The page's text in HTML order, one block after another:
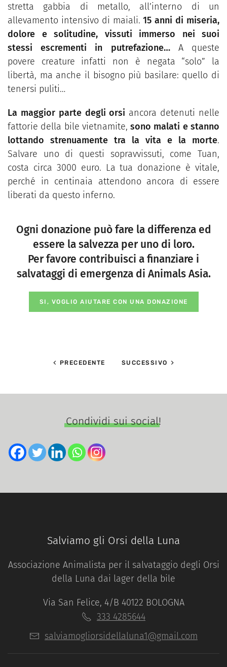
stretta gabbia di metallo, all’interno di un
allevamento intensivo di maiali.15 anni di miseria,
dolore e solitudine, vissuti immerso nei suoi
stessi escrementi in putrefazione…A queste
povere creature infatti non è negata “solo” la
libertà, ma anche il bisogno più basilare: quello di
tenersi puliti…
La maggior parte degli orsi ancora detenuti nelle
fattorie della bile vietnamite,sono malati e stanno
lottando strenuamente tra la vita e la morte.
Salvare uno di questi sopravvissuti, come Tuan,
costa circa 3000 euro. La tua donazione è vitale,
perché in centinaia attendono ancora di essere
liberati da questo inferno.
Ogni donazione può fare la differenza ed
essere la salvezza per uno di loro.
Per favore contribuisci a finanziare i
salvataggi di emergenza di Animals Asia.
SI, VOGLIO AIUTARE CON UNA DONAZIONE
PRECEDENTE SUCCESSIVO
Condividi sui social!
Salviamo gli Orsi della Luna
Associazione Animalista per il salvataggio degli Orsi
della Luna dai lager della bile
Via San Felice, 4/B 40122 BOLOGNA
333 4285644
salviamogliorsidellaluna1@gmail.com